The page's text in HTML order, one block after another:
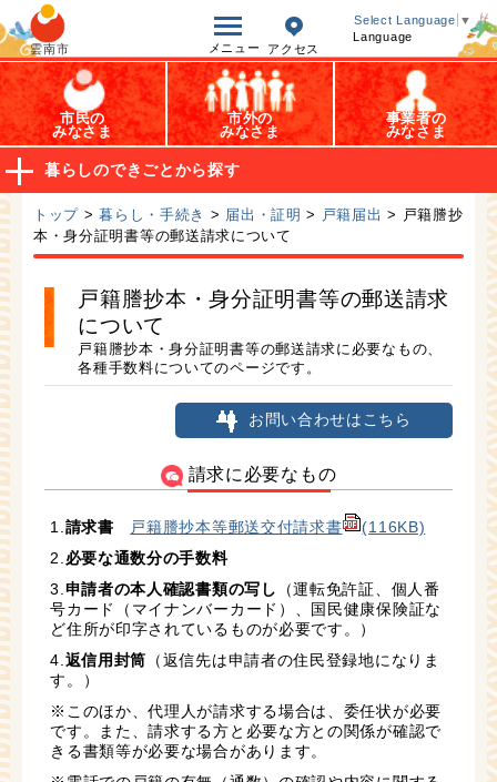
雲南市 メニュー アクセス
Select Language ▼
Language
オープンデータ
市民の
みなさま
市外の
みなさま
事業者の
みなさま
暮らしのできごとから探す
トップ >暮らし・手続き > 届出・証明 > 戸籍届出 > 戸籍謄抄
本・身分証明書等の郵送請求について
戸籍謄抄本・身分証明書等の郵送請求
について
戸籍謄抄本・身分証明書等の郵送請求に必要なもの、
各種手数料についてのページです。
お問い合わせはこちら
請求に必要なもの
1. 請求書 戸籍謄抄本等郵送交付請求書
(116KB)
2. 必要な通数分の手数料
3. 申請者の本人確認書類の写し
（運転免許証、個人番
号カード（マイナンバーカード）、国民健康保険証な
ど住所が印字されているものが必要です。）
4. 返信用封筒 （返信先は申請者の住民登録地になりま
す。）
※このほか、代理人が請求する場合は、委任状が必要
です。また、請求する方と必要な方との関係が確認で
きる書類等が必要な場合があります。